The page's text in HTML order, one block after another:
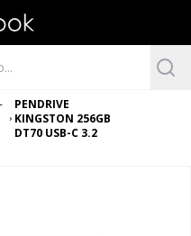
PENDRIVE
KINGSTON 256GB
DT70 USB-C 3.2